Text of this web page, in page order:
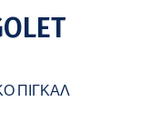
ΠΙΓΚΑΛ